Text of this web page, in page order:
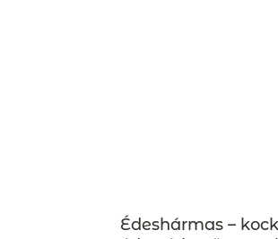
Édeshármas –